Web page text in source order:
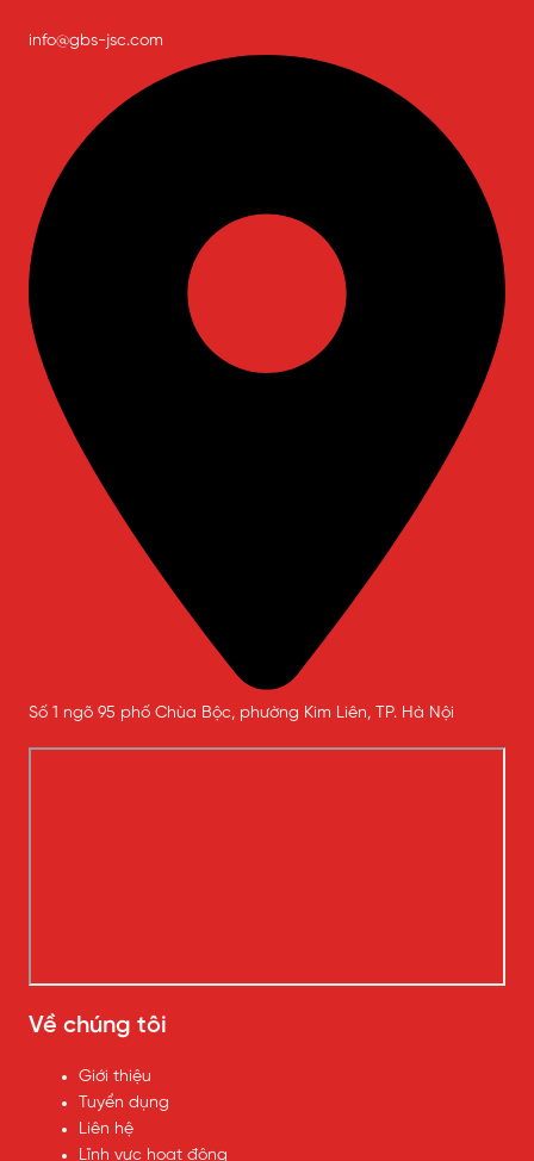
info@gbs-jsc.com
Số 1 ngõ 95 phố Chùa Bộc, phường Kim Liên, TP. Hà Nội
Về chúng tôi
Giới thiệu
Tuyển dụng
Liên hệ
Lĩnh vực hoạt động